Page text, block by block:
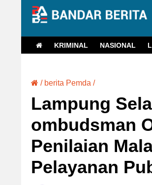
KRIMINAL NASIONAL
/ berita Pemda /
Lampung
ombudsman
Penilaian
Pelayanan